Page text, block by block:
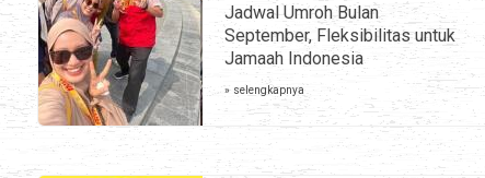
Jadwal Umroh Bulan
September, Fleksibilitas untuk
Jamaah Indonesia
» selengkapnya